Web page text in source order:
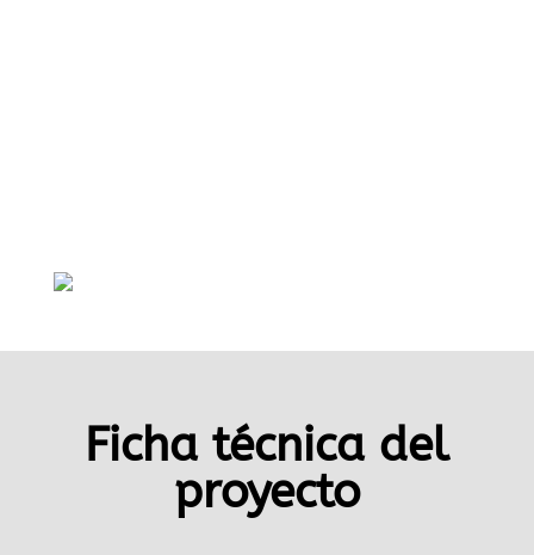
Ficha técnica del
proyecto